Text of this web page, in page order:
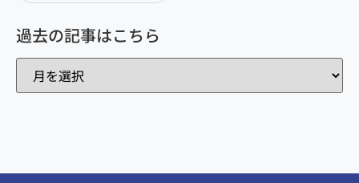
過去の記事はこちら